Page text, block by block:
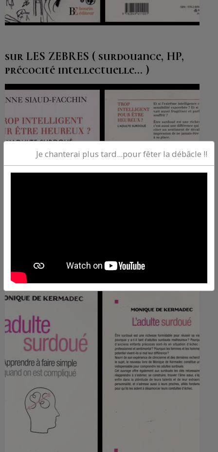
sur LES ZEBRES ( surdouance, HP,
précocité intellectuelle... )
Je chanterai plus tard...pour fêter la débâcle !!